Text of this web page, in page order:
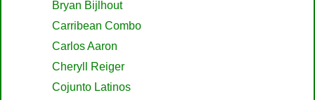
Bryan Bijlhout
Carribean Combo
Carlos Aaron
Cheryll Reiger
Cojunto Latinos